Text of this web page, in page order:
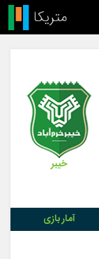
خیبر
آمار بازی